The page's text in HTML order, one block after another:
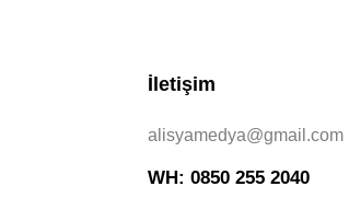
İletişim
alisyamedya@gmail.com
WH: 0850 255 2040